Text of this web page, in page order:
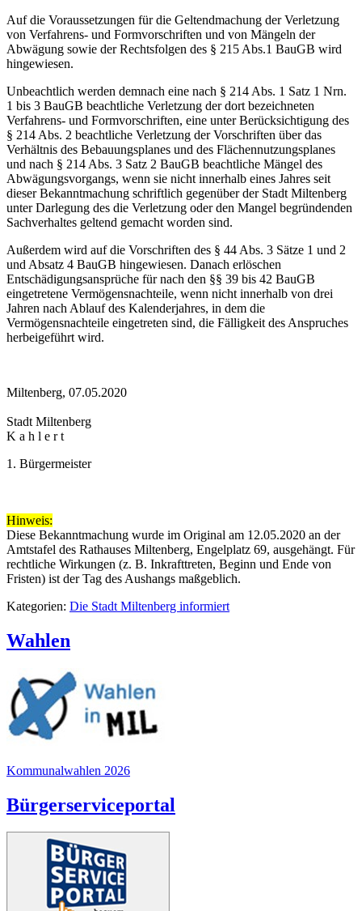
Auf die Voraussetzungen für die Geltendmachung der Verletzung
von Verfahrens- und Formvorschriften und von Mängeln der
Abwägung sowie der Rechtsfolgen des § 215 Abs.1 BauGB wird
hingewiesen.
Unbeachtlich werden demnach eine nach § 214 Abs. 1 Satz 1 Nrn.
1 bis 3 BauGB beachtliche Verletzung der dort bezeichneten
Verfahrens- und Formvorschriften, eine unter Berücksichtigung des
§ 214 Abs. 2 beachtliche Verletzung der Vorschriften über das
Verhältnis des Bebauungsplanes und des Flächennutzungsplanes
und nach § 214 Abs. 3 Satz 2 BauGB beachtliche Mängel des
Abwägungsvorgangs, wenn sie nicht innerhalb eines Jahres seit
dieser Bekanntmachung schriftlich gegenüber der Stadt Miltenberg
unter Darlegung des die Verletzung oder den Mangel begründenden
Sachverhaltes geltend gemacht worden sind.
Außerdem wird auf die Vorschriften des § 44 Abs. 3 Sätze 1 und 2
und Absatz 4 BauGB hingewiesen. Danach erlöschen
Entschädigungsansprüche für nach den §§ 39 bis 42 BauGB
eingetretene Vermögensnachteile, wenn nicht innerhalb von drei
Jahren nach Ablauf des Kalenderjahres, in dem die
Vermögensnachteile eingetreten sind, die Fälligkeit des Anspruches
herbeigeführt wird.
Miltenberg, 07.05.2020
Stadt Miltenberg
K a h l e r t
1. Bürgermeister
Hinweis:
Diese Bekanntmachung wurde im Original am 12.05.2020 an der
Amtstafel des Rathauses Miltenberg, Engelplatz 69, ausgehängt. Für
rechtliche Wirkungen (z. B. Inkrafttreten, Beginn und Ende von
Fristen) ist der Tag des Aushangs maßgeblich.
Kategorien: Die Stadt Miltenberg informiert
Wahlen
Kommunalwahlen 2026
Bürgerserviceportal